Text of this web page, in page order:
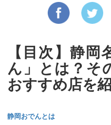
【目次】静
ん」とは？そ
おすすめ店を
静岡おでんとは